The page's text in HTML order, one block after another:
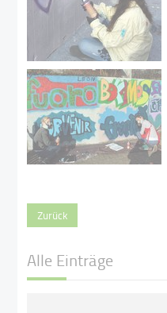
Zurück
Alle Einträge